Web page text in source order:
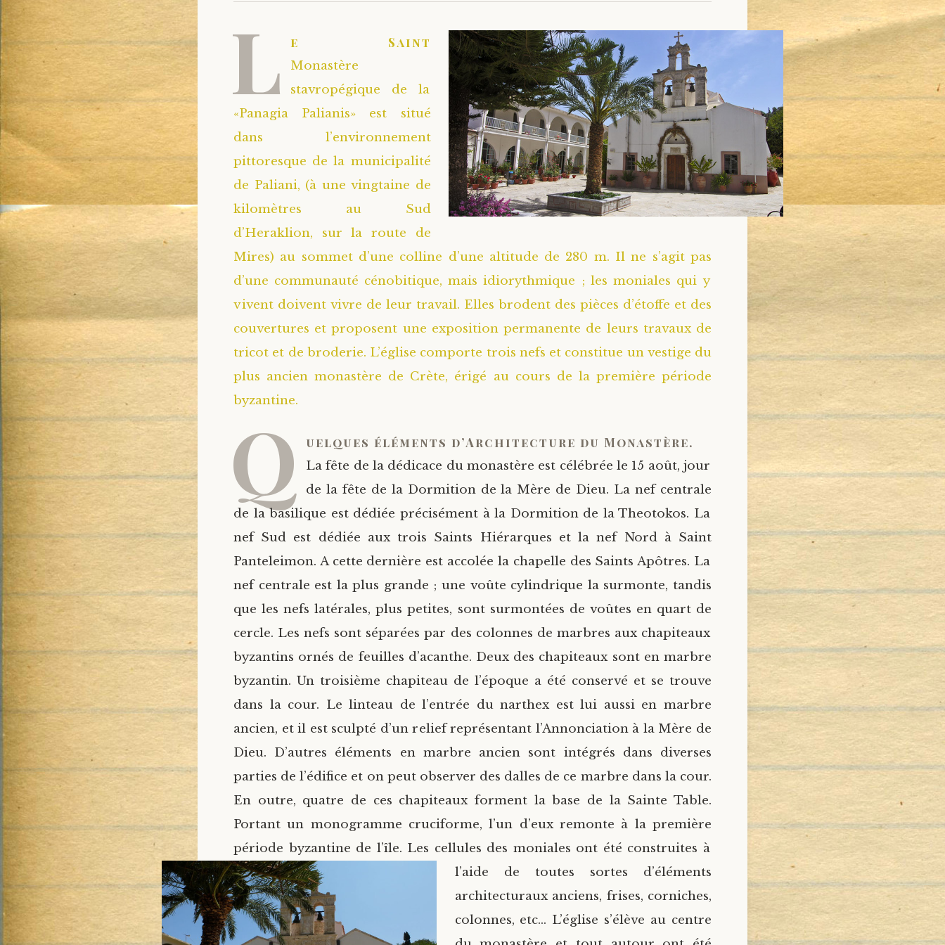
L e Saint
Monastère
stavropégique de la
«Panagia Palianis» est situé
dans l’environnement
pittoresque de la municipalité
de Paliani, (à une vingtaine de
kilomètres au Sud
d’Heraklion, sur la route de
Mires) au sommet d’une colline d’une altitude de 280 m. Il ne s’agit pas
d’une communauté cénobitique, mais idiorythmique ; les moniales qui y
vivent doivent vivre de leur travail. Elles brodent des pièces d’étoffe et des
couvertures et proposent une exposition permanente de leurs travaux de
tricot et de broderie. L’église comporte trois nefs et constitue un vestige du
plus ancien monastère de Crète, érigé au cours de la première période
byzantine.
Q uelques éléments d’Architecture du Monastère.
La fête de la dédicace du monastère est célébrée le 15 août, jour
de la fête de la Dormition de la Mère de Dieu. La nef centrale
de la basilique est dédiée précisément à la Dormition de la Theotokos. La
nef Sud est dédiée aux trois Saints Hiérarques et la nef Nord à Saint
Panteleimon. A cette dernière est accolée la chapelle des Saints Apôtres. La
nef centrale est la plus grande ; une voûte cylindrique la surmonte, tandis
que les nefs latérales, plus petites, sont surmontées de voûtes en quart de
cercle. Les nefs sont séparées par des colonnes de marbres aux chapiteaux
byzantins ornés de feuilles d’acanthe. Deux des chapiteaux sont en marbre
byzantin. Un troisième chapiteau de l’époque a été conservé et se trouve
dans la cour. Le linteau de l’entrée du narthex est lui aussi en marbre
ancien, et il est sculpté d’un relief représentant l’Annonciation à la Mère de
Dieu. D’autres éléments en marbre ancien sont intégrés dans diverses
parties de l’édifice et on peut observer des dalles de ce marbre dans la cour.
En outre, quatre de ces chapiteaux forment la base de la Sainte Table.
Portant un monogramme cruciforme, l’un d’eux remonte à la première
période byzantine de l’île. Les cellules des moniales ont été construites à
l’aide de toutes sortes d’éléments
architecturaux anciens, frises, corniches,
colonnes, etc… L’église s’élève au centre